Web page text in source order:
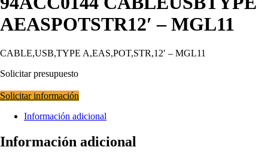
AEASPOTSTR12′ – MGL11
CABLE,USB,TYPE A,EAS,POT,STR,12′ – MGL11
Solicitar presupuesto
Solicitar información
Información adicional
Información adicional